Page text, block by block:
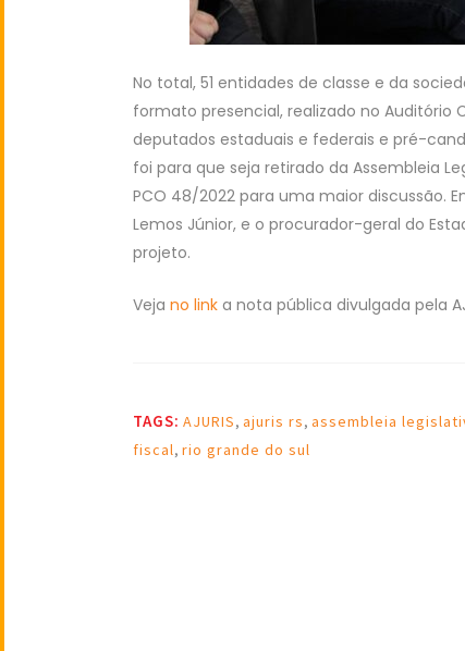
No total, 51 entidades de classe e da
formato presencial, realizado no Auditório
deputados estaduais e federais e pré-
foi para que seja retirado da Assembleia
PCO 48/2022 para uma maior discussão.
Lemos Júnior, e o procurador-geral do
projeto.
Veja no link a nota pública divulgada pela
TAGS: AJURIS, ajuris rs, assembleia
fiscal, rio grande do sul